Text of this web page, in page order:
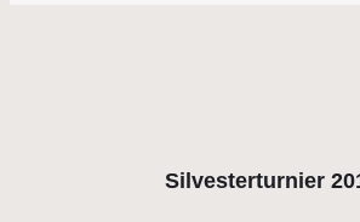
Silvesterturnier